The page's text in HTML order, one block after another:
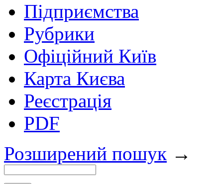
Підприємства
Рубрики
Офіційний Київ
Карта Києва
Реєстрація
PDF
Розширений пошук →